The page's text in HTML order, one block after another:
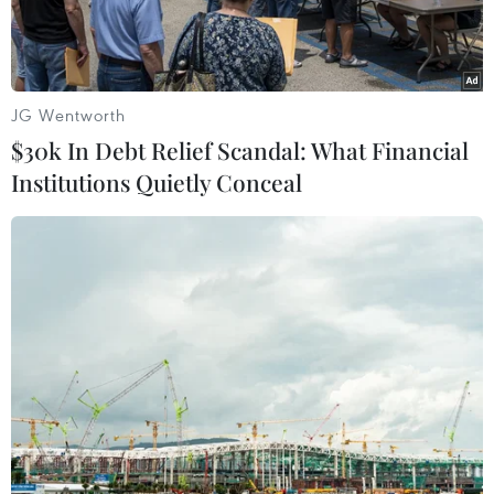
Qua xác minh với các cơ quan chuyên môn, cá thể rùa được
xác định là Rùa núi vàng, tên khoa học Indotestudo elongata,
giới tính đực, nặng 1,1kg, sức khỏe bình thường. (Ảnh: Đậu Tất
Thành/TTXVN)
Ngày 2/6, Công an xã Tân Quan, thành phố Đồng
Nai phối hợp với Phòng Kinh tế xã, Hạt Kiểm
JG Wentworth
$30k In Debt Relief Scandal: What Financial
Institutions Quietly Conceal